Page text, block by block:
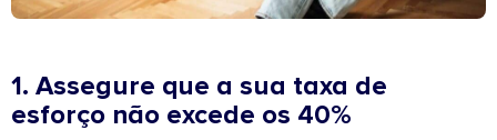
1. Assegure que a sua taxa de
esforço não excede os 40%